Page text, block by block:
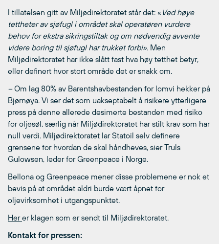
I tillatelsen gitt av Miljødirektoratet står det: « Ved høye
tettheter av sjøfugl i området skal operatøren vurdere
behov for ekstra sikringstiltak og om nødvendig avvente
videre boring til sjøfugl har trukket forbi». Men
Miljødirektoratet har ikke slått fast hva høy tetthet betyr,
eller definert hvor stort område det er snakk om.
–Om lag 80% av Barentshavbestanden for lomvi hekker på
Bjørnøya. Vi ser det som uakseptabelt å risikere ytterligere
press på denne allerede desimerte bestanden med risiko
for oljesøl, særlig når Miljødirektoratet har stilt krav som har
null verdi. Miljødirektoratet lar Statoil selv definere
grensene for hvordan de skal håndheves, sier Truls
Gulowsen, leder for Greenpeace i Norge.
Bellona og Greenpeace mener disse problemene er nok et
bevis på at området aldri burde vært åpnet for
oljevirksomhet i utgangspunktet.
Herer klagen som er sendt til Miljødirektoratet.
Kontakt for pressen: